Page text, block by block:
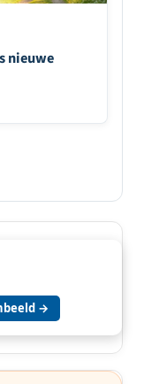
nieuwe
→